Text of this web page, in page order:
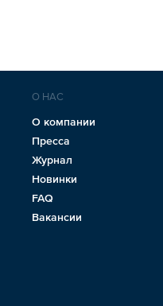
О НАС
О компании
Пресса
Журнал
Новинки
FAQ
Вакансии